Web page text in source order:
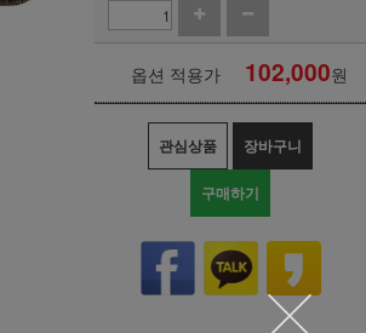
옵션 적용가 102,000원
관심상품 장바구니
구매하기